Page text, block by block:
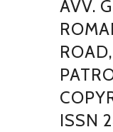
AVV.
ISSN